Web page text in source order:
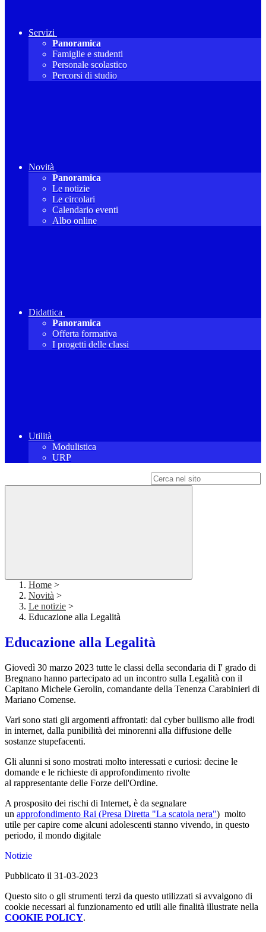
Servizi
Panoramica
Famiglie e studenti
Personale scolastico
Percorsi di studio
Novità
Panoramica
Le notizie
Le circolari
Calendario eventi
Albo online
Didattica
Panoramica
Offerta formativa
I progetti delle classi
Utilità
Modulistica
URP
Home >
Novità >
Le notizie >
Educazione alla Legalità
Educazione alla Legalità
Giovedì 30 marzo 2023 tutte le classi della secondaria di I' grado di
Bregnano hanno partecipato ad un incontro sulla Legalità con il
Capitano Michele Gerolin, comandante della Tenenza Carabinieri di
Mariano Comense.
Vari sono stati gli argomenti affrontati: dal cyber bullismo alle frodi
in internet, dalla punibilità dei minorenni alla diffusione delle
sostanze stupefacenti.
Gli alunni si sono mostrati molto interessati e curiosi: decine le
domande e le richieste di approfondimento rivolte
al rappresentante delle Forze dell'Ordine.
A prosposito dei rischi di Internet, è da segnalare
un approfondimento Rai (Presa Diretta "La scatola nera") molto
utile per capire come alcuni adolescenti stanno vivendo, in questo
periodo, il mondo digitale
Notizie
Pubblicato il 31-03-2023
Questo sito o gli strumenti terzi da questo utilizzati si avvalgono di
cookie necessari al funzionamento ed utili alle finalità illustrate nella
COOKIE POLICY.